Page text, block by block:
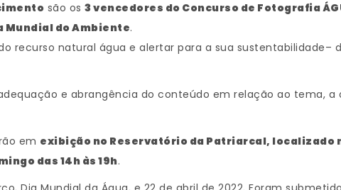
são os 3 vencedores do Concurso de Fotografia
Mundial do Ambiente.
recurso natural água e alertar para a sua
e abrangência do conteúdo em relação ao tema,
em exibição no Reservatório da Patriarcal, localizado
das 14h às 19h.